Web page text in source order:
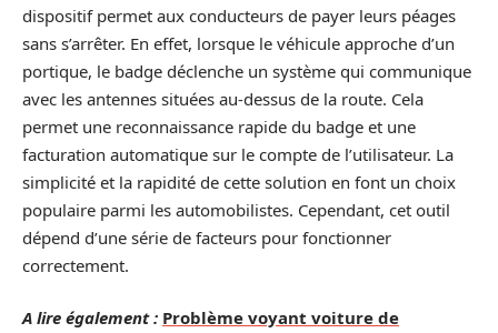
dispositif permet aux conducteurs de payer leurs péages
sans s’arrêter. En effet, lorsque le véhicule approche d’un
portique, le badge déclenche un système qui communique
avec les antennes situées au-dessus de la route. Cela
permet une reconnaissance rapide du badge et une
facturation automatique sur le compte de l’utilisateur. La
simplicité et la rapidité de cette solution en font un choix
populaire parmi les automobilistes. Cependant, cet outil
dépend d’une série de facteurs pour fonctionner
correctement.
A lire également : Problème voyant voiture de